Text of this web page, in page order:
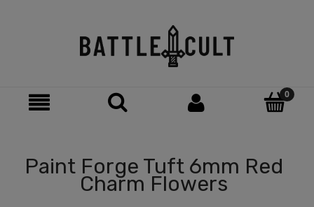
Paint Forge Tuft 6mm Red
Charm Flowers